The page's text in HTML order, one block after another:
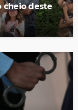
cheio deste